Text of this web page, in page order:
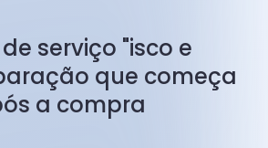
serviço "isco e
que começa
a compra